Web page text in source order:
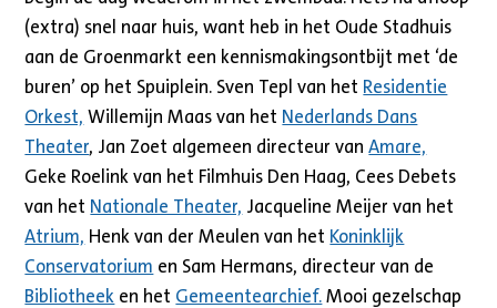
(extra) snel naar huis, want heb in het Oude Stadhuis
aan de Groenmarkt een kennismakingsontbijt met ‘de
buren’ op het Spuiplein. Sven Tepl van het Residentie
Orkest, Willemijn Maas van het Nederlands Dans
Theater, Jan Zoet algemeen directeur vanAmare,
Geke Roelink van het Filmhuis Den Haag, Cees Debets
van het Nationale Theater, Jacqueline Meijer van het
Atrium, Henk van der Meulen van het Koninklijk
Conservatorium en Sam Hermans, directeur van de
Bibliotheek en het Gemeentearchief.Mooi gezelschap